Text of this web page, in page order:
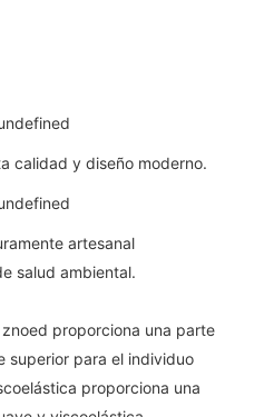
calidad y diseño moderno.
artesanal
salud ambiental.
proporciona una parte
superior para el individuo
proporciona una